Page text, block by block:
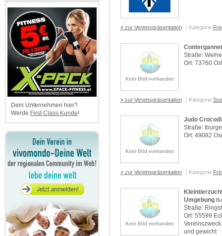
Dein Unternehmen hier?
Werde First Class Kunde!
» zur Vereinspräsentation Kategorie
Straße:
Ort: 73760
» zur Vereinspräsentation Kategorie
Judo
Straße:
Ort: 49082
» zur Vereinspräsentation Kategorie
Umgebung
Straße:
Ort: 55599
und gewicht